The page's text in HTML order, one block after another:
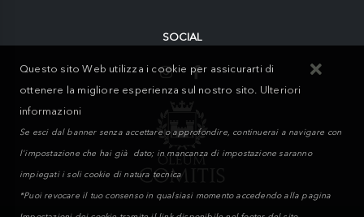
SOCIAL
Questo sito Web utilizza i cookie per assicurarti di
ottenere la migliore esperienza sul nostro sito. Ulteriori
informazioni
Se esci dal banner senza accettare o approfondire, continuerai a navigare con
l'impostazione che hai già dato; in mancanza di impostazione saranno
impiegati i soli cookie di natura tecnica
*Puoi revocare il tuo consenso in qualsiasi momento accedendo alla pagina